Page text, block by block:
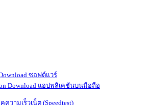
ซอฟต์แวร์
แอปพลิเคชันบนมือถือ
คความเร็วเน็ต (Speedtest)